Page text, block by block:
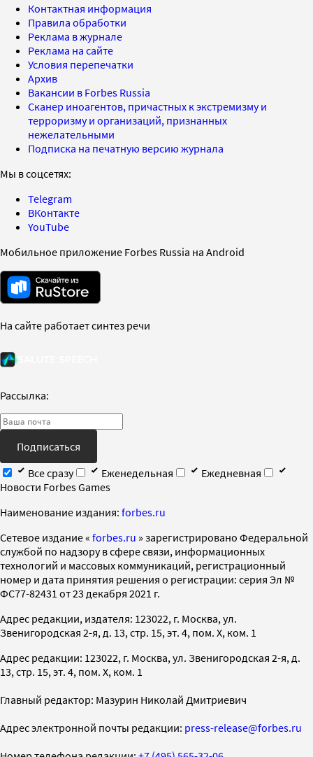
Контактная информация
Правила обработки
Реклама в журнале
Реклама на сайте
Условия перепечатки
Архив
Вакансии в Forbes Russia
Сканер иноагентов, причастных к экстремизму и
терроризму и организаций, признанных
нежелательными
Подписка на печатную версию журнала
Мы в соцсетях:
Telegram
ВКонтакте
YouTube
Мобильное приложение Forbes Russia на Android
На сайте работает синтез речи
Рассылка:
Подписаться
Все сразу
Еженедельная
Ежедневная
Новости Forbes Games
Наименование издания: forbes.ru
Cетевое издание « forbes.ru » зарегистрировано Федеральной
службой по надзору в сфере связи, информационных
технологий и массовых коммуникаций, регистрационный
номер и дата принятия решения о регистрации: серия Эл №
ФС77-82431 от 23 декабря 2021 г.
Адрес редакции, издателя: 123022, г. Москва, ул.
Звенигородская 2-я, д. 13, стр. 15, эт. 4, пом. X, ком. 1
Адрес редакции: 123022, г. Москва, ул. Звенигородская 2-я, д.
13, стр. 15, эт. 4, пом. X, ком. 1
Главный редактор: Мазурин Николай Дмитриевич
Адрес электронной почты редакции: press-release@forbes.ru